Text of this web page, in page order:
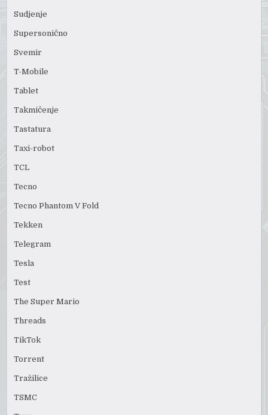
Sudjenje
Supersonično
Svemir
T-Mobile
Tablet
Takmičenje
Tastatura
Taxi-robot
TCL
Tecno
Tecno Phantom V Fold
Tekken
Telegram
Tesla
Test
The Super Mario
Threads
TikTok
Torrent
Tražilice
TSMC